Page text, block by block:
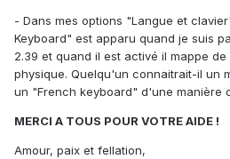
- Dans mes options "Langue et
Keyboard" est apparu quand je suis
2.39 et quand il est activé il mappe
physique. Quelqu'un connaitrait-il un
un "French keyboard" d'une manière
MERCI A TOUS POUR VOTRE AIDE !
Amour, paix et fellation,